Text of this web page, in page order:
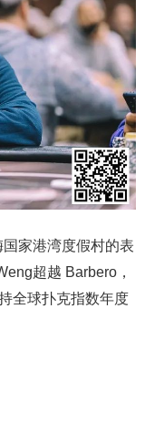
家港湾度假村的表
超越 Barbero，
全球扑克指数年度